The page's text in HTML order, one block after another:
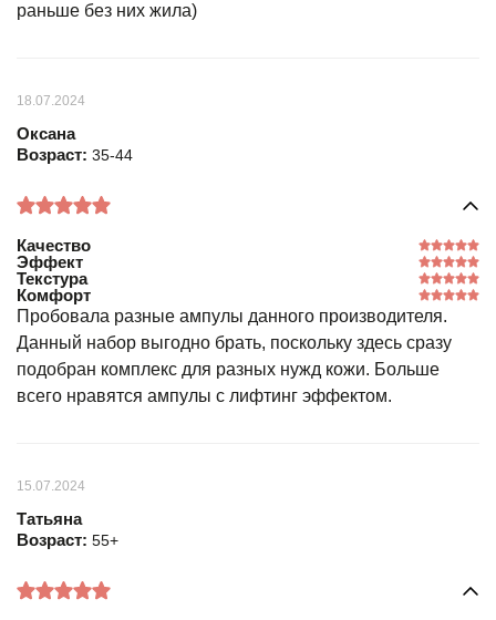
раньше без них жила)
18.07.2024
Оксана
Возраст: 35-44
Качество
Эффект
Текстура
Комфорт
Пробовала разные ампулы данного производителя.
Данный набор выгодно брать, поскольку здесь сразу
подобран комплекс для разных нужд кожи. Больше
всего нравятся ампулы с лифтинг эффектом.
15.07.2024
Татьяна
Возраст: 55+